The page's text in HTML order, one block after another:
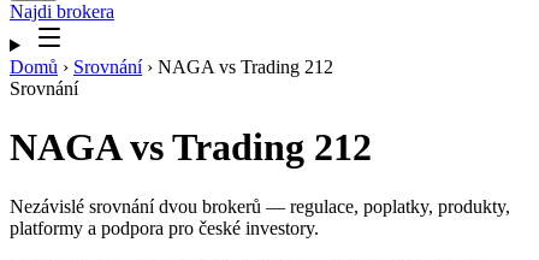
Najdi brokera
Domů › Srovnání › NAGA vs Trading 212
Srovnání
NAGA vsTrading 212
Nezávislé srovnání dvou brokerů — regulace, poplatky, produkty,
platformy a podpora pro české investory.